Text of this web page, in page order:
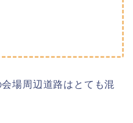
場周辺道路はとても混